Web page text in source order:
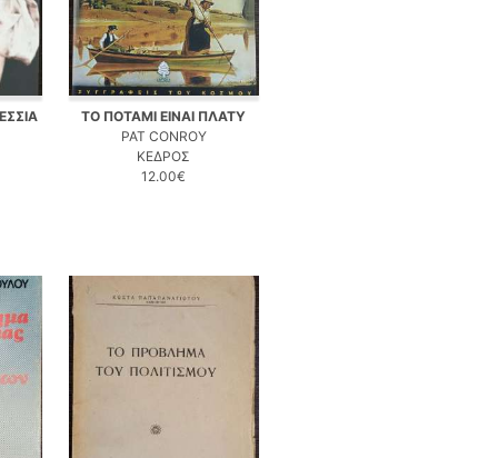
ΤΟ ΠΟΤΑΜΙ ΕΙΝΑΙ ΠΛΑΤΥ
PAT CONROY
ΚΕΔΡΟΣ
12.00€